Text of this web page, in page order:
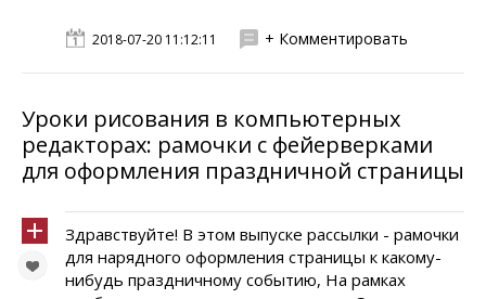
2018-07-20 11:12:11 + Комментировать
Уроки рисования в компьютерных
редакторах: рамочки с фейерверками
для оформления праздничной страницы
Здравствуйте! В этом выпуске рассылки - рамочки
для нарядного оформления страницы к какому-
нибудь праздничному событию, На рамках